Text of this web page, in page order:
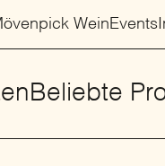
WeinEvents
Beliebte